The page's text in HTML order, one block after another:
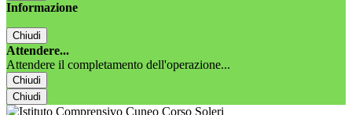
Informazione
Chiudi
Attendere...
Attendere il completamento dell'operazione...
Chiudi
Chiudi